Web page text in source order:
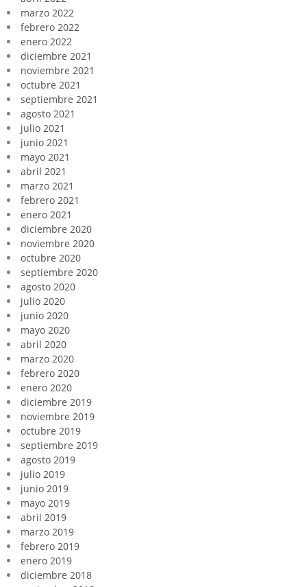
marzo 2022
febrero 2022
enero 2022
diciembre 2021
noviembre 2021
octubre 2021
septiembre 2021
agosto 2021
julio 2021
junio 2021
mayo 2021
abril 2021
marzo 2021
febrero 2021
enero 2021
diciembre 2020
noviembre 2020
octubre 2020
septiembre 2020
agosto 2020
julio 2020
junio 2020
mayo 2020
abril 2020
marzo 2020
febrero 2020
enero 2020
diciembre 2019
noviembre 2019
octubre 2019
septiembre 2019
agosto 2019
julio 2019
junio 2019
mayo 2019
abril 2019
marzo 2019
febrero 2019
enero 2019
diciembre 2018